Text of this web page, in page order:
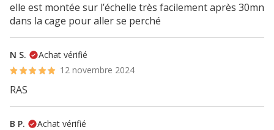
elle est montée sur l’échelle très facilement après 30mn
dans la cage pour aller se perché
N S.
Achat vérifié
12 novembre 2024
RAS
B P.
Achat vérifié